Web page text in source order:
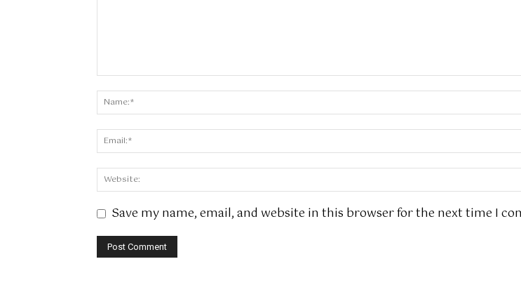
Save my name, email, and website in this browser for the next time I